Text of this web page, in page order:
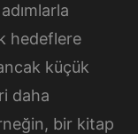
hedeflere
küçük
daha
bir kitap